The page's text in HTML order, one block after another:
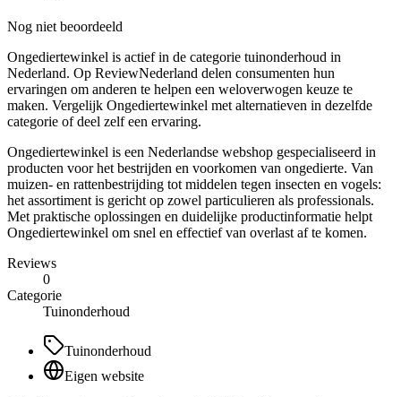
Nog niet beoordeeld
Ongediertewinkel is actief in de categorie tuinonderhoud in
Nederland. Op ReviewNederland delen consumenten hun
ervaringen om anderen te helpen een weloverwogen keuze te
maken. Vergelijk Ongediertewinkel met alternatieven in dezelfde
categorie of deel zelf een ervaring.
Ongediertewinkel is een Nederlandse webshop gespecialiseerd in
producten voor het bestrijden en voorkomen van ongedierte. Van
muizen- en rattenbestrijding tot middelen tegen insecten en vogels:
het assortiment is gericht op zowel particulieren als professionals.
Met praktische oplossingen en duidelijke productinformatie helpt
Ongediertewinkel om snel en effectief van overlast af te komen.
Reviews
0
Categorie
Tuinonderhoud
Tuinonderhoud
Eigen website